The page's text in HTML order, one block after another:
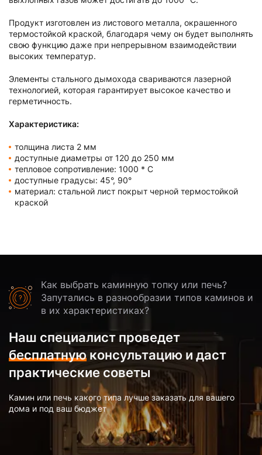
Продукт изготовлен из листового металла, окрашенного
термостойкой краской, благодаря чему он будет выполнять
свою функцию даже при непрерывном взаимодействии
высоких температур.
Элементы стального дымохода свариваются лазерной
технологией, которая гарантирует высокое качество и
герметичность.
Характеристика:
толщина листа 2 мм
доступные диаметры от 120 до 250 мм
тепловое сопротивление: 1000 * C
доступные градусы: 45°, 90°
материал: стальной лист покрыт черной термостойкой
краской
Как выбрать каминную топку или печь?
Запутались в разнообразии типов каминов и
в их характеристиках?
Наш специалист проведет
бесплатную консультацию и даст
практические советы
Камин или печь какого типа лучше заказать для вашего
дома и под ваш бюджет